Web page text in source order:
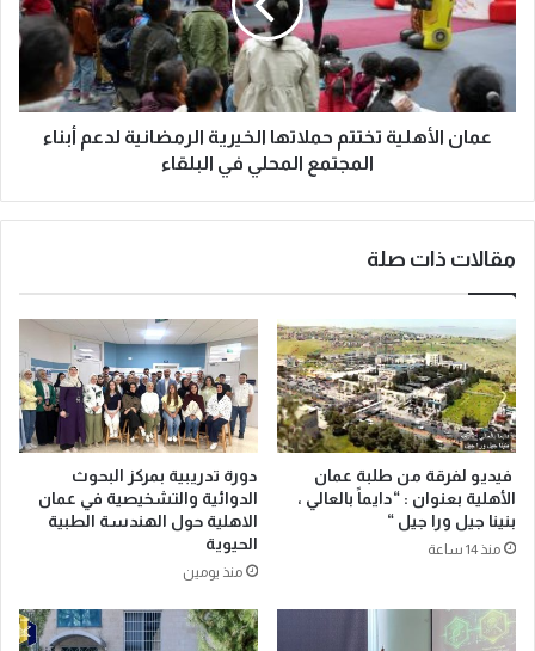
عمان الأهلية تختتم حملاتها الخيرية الرمضانية لدعم أبناء
المجتمع المحلي في البلقاء
مقالات ذات صلة
فيديو لفرقة من طلبة عمان
الأهلية بعنوان : “دايماً بالعالي ،
بنينا جيل ورا جيل “
منذ 14 ساعة
دورة تدريبية بمركز البحوث
الدوائية والتشخيصية في عمان
الاهلية حول الهندسة الطبية
الحيوية
منذ يومين